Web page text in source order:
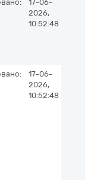
17-06-
2026,
10:52:48
17-06-
2026,
10:52:48